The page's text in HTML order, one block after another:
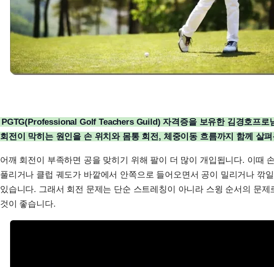
PGTG(Professional Golf Teachers Guild) 자격증을 보유한 김경호프로
회전이 막히는 원인을 손 위치와 몸통 회전, 체중이동 흐름까지 함께 살
어깨 회전이 부족하면 공을 맞히기 위해 팔이 더 많이 개입됩니다. 이때
풀리거나 클럽 궤도가 바깥에서 안쪽으로 들어오면서 공이 밀리거나 깎
있습니다. 그래서 회전 문제는 단순 스트레칭이 아니라 스윙 순서의 문제
것이 좋습니다.